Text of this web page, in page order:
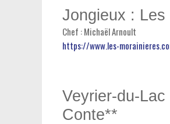
Jongieux :
Chef : Michaël Arnoult
https://www.les-
Veyrier-du-Lac
Conte**